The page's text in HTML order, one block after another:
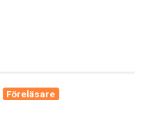
Föreläsare